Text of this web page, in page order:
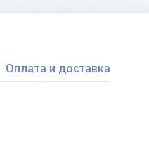
Оплата и доставка